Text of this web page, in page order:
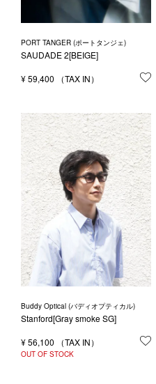
PORT TANGER (ポートタンジェ)
SAUDADE 2[BEIGE]
¥59,400
Buddy Optical (バディオプティカル)
Stanford[Gray smoke SG]
¥56,100
OUT OF STOCK